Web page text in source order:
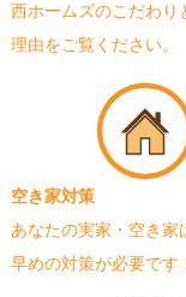
西ホームズのこだわり
理由をご覧ください。
空き家対策
あなたの実家・空き家
早めの対策が必要です